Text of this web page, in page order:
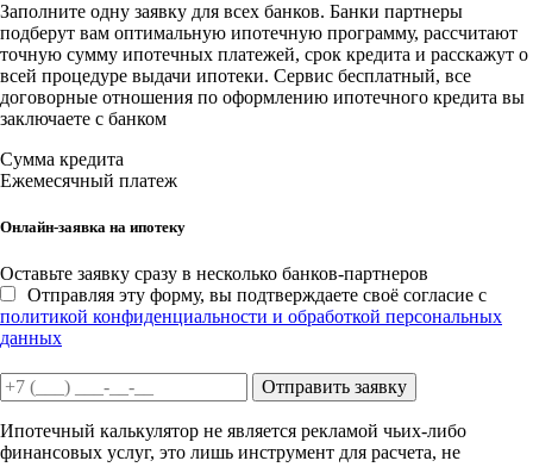
Заполните одну заявку для всех банков. Банки партнеры
подберут вам оптимальную ипотечную программу, рассчитают
точную сумму ипотечных платежей, срок кредита и расскажут о
всей процедуре выдачи ипотеки. Сервис бесплатный, все
договорные отношения по оформлению ипотечного кредита вы
заключаете с банком
Сумма кредита
Ежемесячный платеж
Онлайн-заявка на ипотеку
Оставьте заявку сразу в несколько банков-партнеров
Отправляя эту форму, вы подтверждаете своё согласие с
политикой конфиденциальности и обработкой персональных
данных
Отправить заявку
Ипотечный калькулятор не является рекламой чьих-либо
финансовых услуг, это лишь инструмент для расчета, не